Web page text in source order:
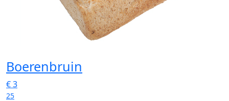
Boerenbruin
€3
25